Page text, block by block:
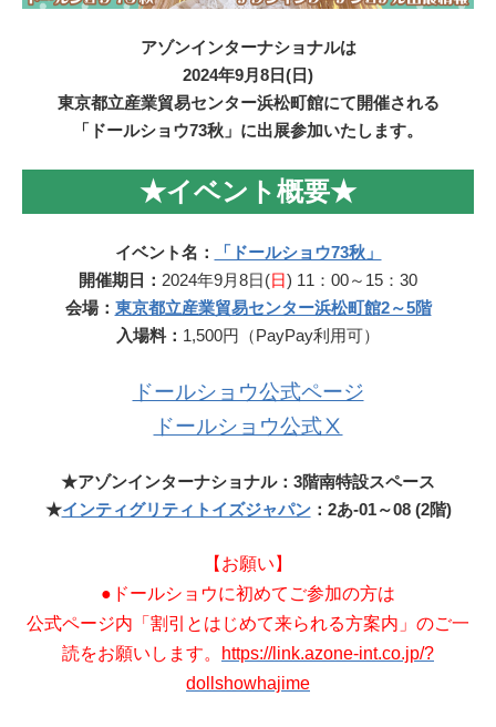
アゾンインターナショナルは
2024年9月8日(日)
東京都立産業貿易センター浜松町館にて開催される
「ドールショウ73秋」に出展参加いたします。
★イベント概要★
イベント名：
「ドールショウ73秋」
開催期日： 2024年9月8日(日) 11：00～15：30
会場： 東京都立産業貿易センター浜松町館2～5階
入場料： 1,500円（PayPay利用可）
ドールショウ公式ページ
ドールショウ公式Ⅹ
★アゾンインターナショナル：3階南特設スペース
★インティグリティトイズジャパン：2あ-01～08 (2階)
【お願い】
●ドールショウに初めてご参加の方は
公式ページ内「割引とはじめて来られる方案内」のご一
読をお願いします。
https://link.azone-int.co.jp/?
dollshowhajime